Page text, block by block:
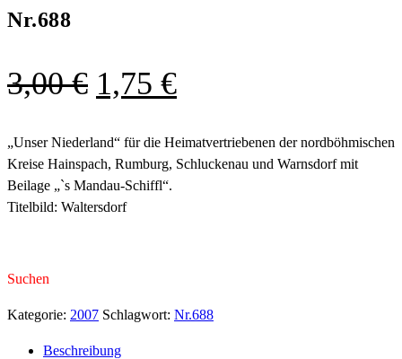
Nr.688
3,00€ Ursprünglicher
war:
3,00 €
1,75 €Aktueller
ist:
1,75 €.
„Unser Niederland“ für die Heimatvertriebenen der nordböhmischen
Kreise Hainspach, Rumburg, Schluckenau und Warnsdorf mit
Beilage „`s Mandau-Schiffl“.
Titelbild: Waltersdorf
Suchen
Kategorie: 2007 Schlagwort: Nr.688
Beschreibung